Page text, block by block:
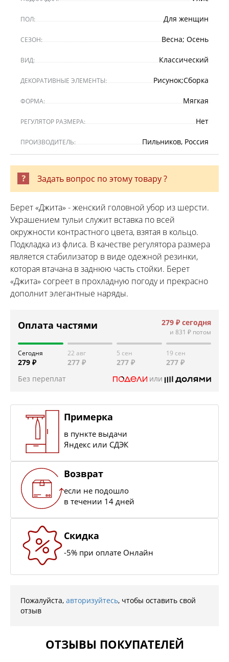
ПОЛ: Для женщин
СЕЗОН: Весна; Осень
ВИД: Классический
ДЕКОРАТИВНЫЕ ЭЛЕМЕНТЫ: Рисунок;Сборка
ФОРМА: Мягкая
РЕГУЛЯТОР РАЗМЕРА: Нет
ПРОИЗВОДИТЕЛЬ: Пильников, Россия
Задать вопрос по этому товару ?
Берет «Джита» - женский головной убор из шерсти.
Украшением тульи служит вставка по всей
окружности контрастного цвета, взятая в кольцо.
Подкладка из флиса. В качестве регулятора размера
является стабилизатор в виде одежной резинки,
которая втачана в заднюю часть стойки. Берет
«Джита» согреет в прохладную погоду и прекрасно
дополнит элегантные наряды.
Оплата частями 279 ₽ сегодня
и 831 ₽ потом
Сегодня
279 ₽
22 авг
277 ₽
5 сен
277 ₽
19 сен
277 ₽
Без переплат
или
Примерка
в пункте выдачи
Яндекс или СДЭК
Возврат
если не подошло
в течении 14 дней
Скидка
-5% при оплате Онлайн
Пожалуйста, авторизуйтесь, чтобы оставить свой
отзыв
ОТЗЫВЫ ПОКУПАТЕЛЕЙ